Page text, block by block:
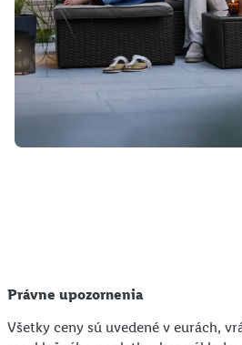
Právne upozornenia
Všetky ceny sú uvedené v eurách,